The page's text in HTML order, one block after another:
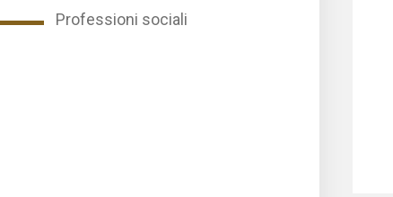
Professioni sociali